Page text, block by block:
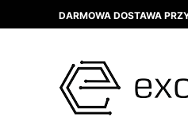
DARMOWA DOSTAWA